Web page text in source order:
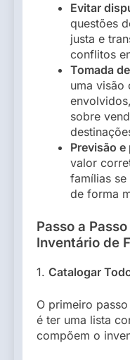
Evitar
questões
justa e
conflitos
Tomada
uma visão
sobre
Previsão
valor
famílias se
de forma
Passo a
Inventário de
1. Catalogar
O primeiro
é ter uma lista
compõem o